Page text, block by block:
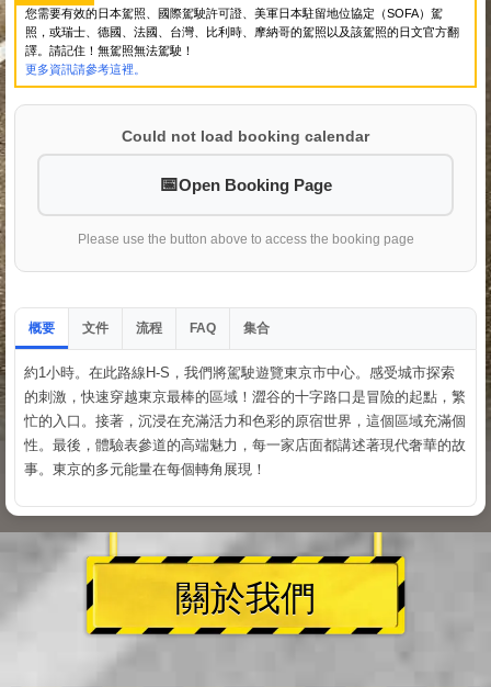
您需要有效的日本駕照、國際駕駛許可證、美軍日本駐留地位協定（SOFA）駕
照，或瑞士、德國、法國、台灣、比利時、摩納哥的駕照以及該駕照的日文官方翻
譯。請記住！無駕照無法駕駛！
更多資訊請參考這裡。
Could not load booking calendar
Open Booking Page
Please use the button above to access the booking page
概要 文件 流程 FAQ 集合
約1小時。在此路線H-S，我們將駕駛遊覽東京市中心。感受城市探索
的刺激，快速穿越東京最棒的區域！澀谷的十字路口是冒險的起點，繁
忙的入口。接著，沉浸在充滿活力和色彩的原宿世界，這個區域充滿個
性。最後，體驗表參道的高端魅力，每一家店面都講述著現代奢華的故
事。東京的多元能量在每個轉角展現！
關於我們